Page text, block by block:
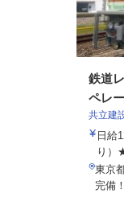
鉄道
ペレ
共立建
日給
り）
東京
完備